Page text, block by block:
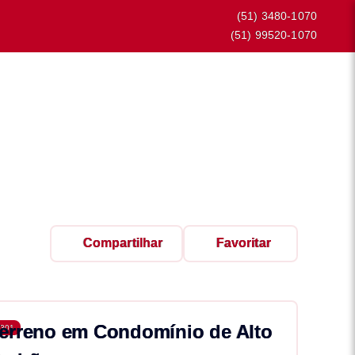
(51) 3480-1070
(51) 99520-1070
Compartilhar Favoritar
em Condomínio de Alto